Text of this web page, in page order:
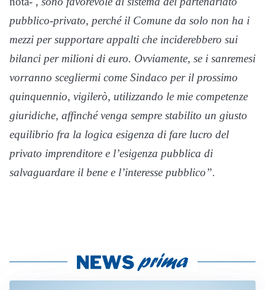
pubblico-privato, perché il Comune da solo non ha i
mezzi per supportare appalti che inciderebbero sui
bilanci per milioni di euro. Ovviamente, se i sanremesi
vorranno scegliermi come Sindaco per il prossimo
quinquennio, vigilerò, utilizzando le mie competenze
giuridiche, affinché venga sempre stabilito un giusto
equilibrio fra la logica esigenza di fare lucro del
privato imprenditore e l’esigenza pubblica di
salvaguardare il bene e l’interesse pubblico”.